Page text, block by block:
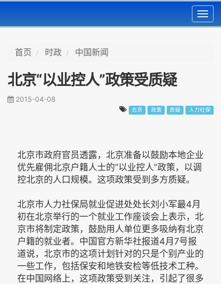
首页 时政 中国新闻
北京“以业控人”政策受质疑
2015-04-08
北京 政策 质疑 人力社保
北京市政府官员透露，北京准备以鼓励本地企业
优先雇佣北京户籍人士的“以业控人”政策，以调
控北京的人口规模。这项政策受到多方质疑。
北京市人力社保局就业促进处处长刘小军最4月
初在北京举行的一个就业工作座谈会上表示，北
京市将制定政策，鼓励用人单位更多吸纳有北京
户籍的就业者。中国官方新华社报道4月7号报
道说，北京市的这项计划针对的只是个别产业的
一些工作，包括保安和地铁安检等低技术工种。
在中国网络上，这项政策受到关注，引起了很多